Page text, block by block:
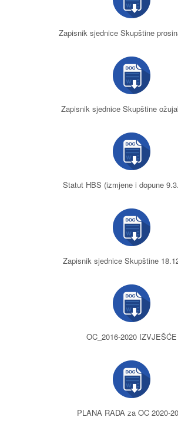
Zapisnik sjednice Skupštine
Zapisnik sjednice Skupštine
Statut HBS (izmjene i dopune
Zapisnik sjednice Skupštine
OC_2016-2020 IZVJEŠĆE
PLANA RADA za OC 2020-